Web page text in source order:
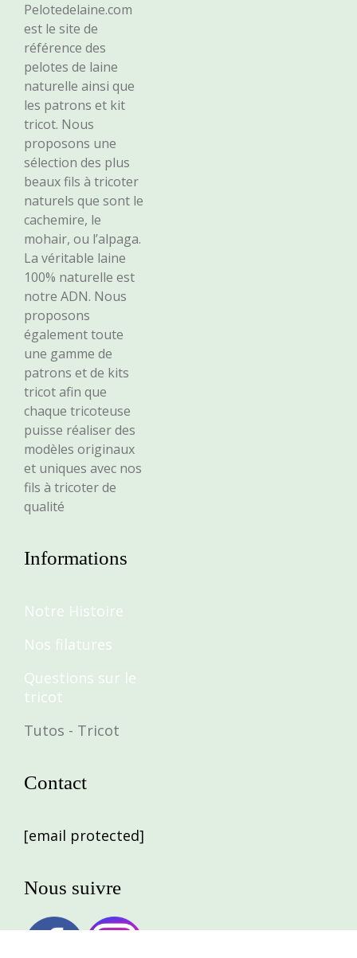
Pelotedelaine.com
est le site de
référence des
pelotes de laine
naturelle ainsi que
les patrons et kit
tricot. Nous
proposons une
sélection des plus
beaux fils à tricoter
naturels que sont le
cachemire, le
mohair, ou l’alpaga.
La véritable laine
100% naturelle est
notre ADN. Nous
proposons
également toute
une gamme de
patrons et de kits
tricot afin que
chaque tricoteuse
puisse réaliser des
modèles originaux
et uniques avec nos
fils à tricoter de
qualité
Informations
Notre Histoire
Nos filatures
Questions sur le
tricot
Tutos - Tricot
Contact
[email protected]
Nous suivre